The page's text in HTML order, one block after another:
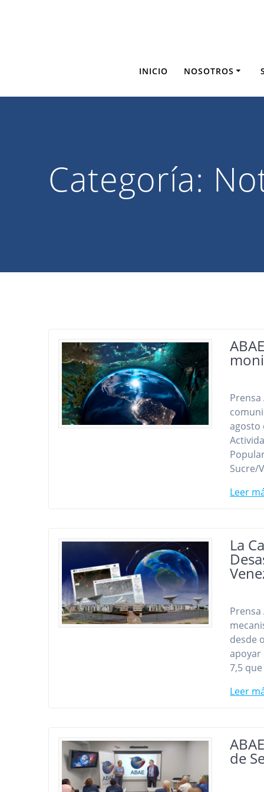
INICIO NOSOTROS
Categoría:
Prensa
agosto
Sucre/
Leer
La
desde
apoyar
7,5
Leer
de